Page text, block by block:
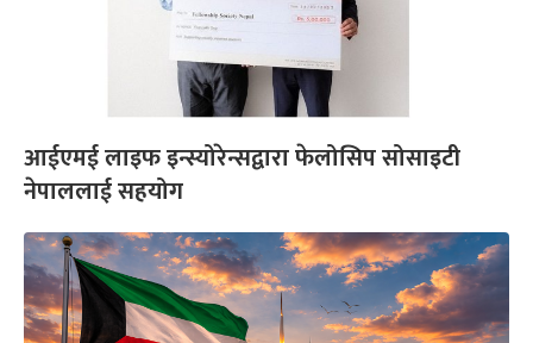
आईएमई लाइफ इन्स्योरेन्सद्वारा फेलोसिप सोसाइटी
नेपाललाई सहयोग